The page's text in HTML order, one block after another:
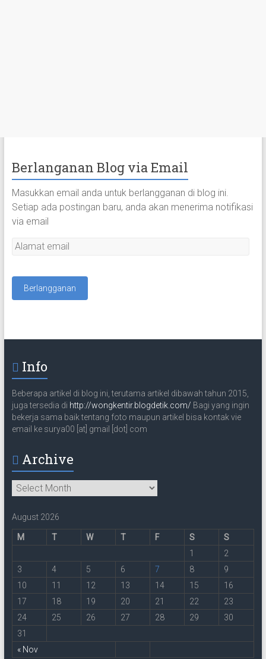
Berlanganan Blog via Email
Masukkan email anda untuk berlangganan di blog ini.
Setiap ada postingan baru, anda akan menerima notifikasi
via email
A
a
i
l
Info
Beberapa artikel di blog ini, terutama artikel dibawah tahun 2015,
juga tersedia di http://wongkentir.blogdetik.com/ Bagi yang ingin
bekerja sama baik tentang foto maupun artikel bisa kontak vie
email ke surya00 [at] gmail [dot] com
Archive
Archive
August 2026
M T W T F S S
« Nov
1
2
3
4 5 6 7 8
9
10
11 12 13 14 15
16
17
18 19 20 21 22
23
24
25 26 27 28 29
30
31